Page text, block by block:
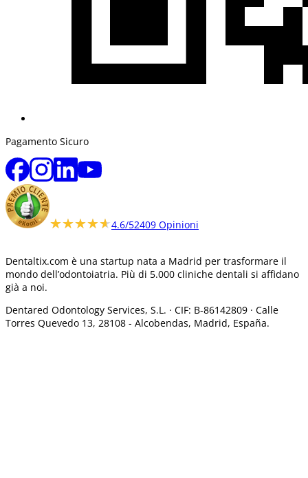
Pagamento Sicuro
★★★★★
★★★★★4.6/52409 Opinioni
Dentaltix.com è una startup nata a Madrid per trasformare il
mondo dell’odontoiatria. Più di 5.000 cliniche dentali si affidano
già a noi.
Dentared Odontology Services, S.L. · CIF: B-86142809 · Calle
Torres Quevedo 13, 28108 - Alcobendas, Madrid, España.